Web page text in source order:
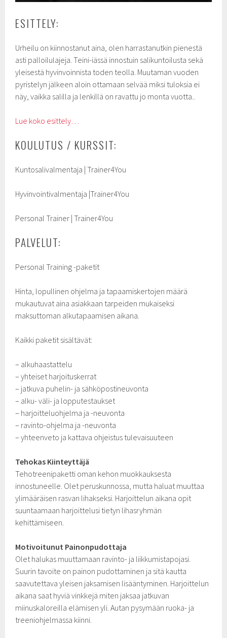
ESITTELY:
Urheilu on kiinnostanut aina, olen harrastanutkin pienestä
asti palloilulajeja. Teini-iässä innostuin salikuntoilusta sekä
yleisestä hyvinvoinnista toden teolla. Muutaman vuoden
pyristelyn jälkeen aloin ottamaan selvää miksi tuloksia ei
näy, vaikka salilla ja lenkillä on ravattu jo monta vuotta..
Lue koko esittely…
KOULUTUS / KURSSIT:
Kuntosalivalmentaja | Trainer4You
Hyvinvointivalmentaja |Trainer4You
Personal Trainer | Trainer4You
PALVELUT:
Personal Training -paketit
Hinta, lopullinen ohjelma ja tapaamiskertojen määrä
mukautuvat aina asiakkaan tarpeiden mukaiseksi
maksuttoman alkutapaamisen aikana.
Kaikki paketit sisältävät:
– alkuhaastattelu
– yhteiset harjoituskerrat
– jatkuva puhelin- ja sähköpostineuvonta
– alku- väli- ja lopputestaukset
– harjoitteluohjelma ja -neuvonta
– ravinto-ohjelma ja -neuvonta
– yhteenveto ja kattava ohjeistus tulevaisuuteen
Tehokas Kiinteyttäjä
Tehotreenipaketti oman kehon muokkauksesta
innostuneelle. Olet peruskunnossa, mutta haluat muuttaa
ylimääräisen rasvan lihakseksi. Harjoittelun aikana opit
suuntaamaan harjoittelusi tietyn lihasryhmän
kehittämiseen.
Motivoitunut Painonpudottaja
Olet halukas muuttamaan ravinto- ja liikkumistapojasi.
Suurin tavoite on painon pudottaminen ja sitä kautta
saavutettava yleisen jaksamisen lisääntyminen. Harjoittelun
aikana saat hyviä vinkkejä miten jaksaa jatkuvan
miinuskaloreilla elämisen yli. Autan pysymään ruoka- ja
treeniohjelmassa kiinni.